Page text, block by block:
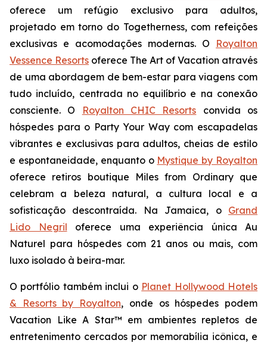
oferece um refúgio exclusivo para adultos,
projetado em torno do Togetherness, com refeições
exclusivas e acomodações modernas. O Royalton
Vessence Resorts oferece The Art of Vacation através
de uma abordagem de bem-estar para viagens com
tudo incluído, centrada no equilíbrio e na conexão
consciente. O
Royalton CHIC Resorts convida os
hóspedes para o Party Your Waycom escapadelas
vibrantes e exclusivas para adultos, cheias de estilo
e espontaneidade, enquanto o Mystique by Royalton
oferece retiros boutique Miles from Ordinaryque
celebram a beleza natural, a cultura local e a
sofisticação descontraída. Na Jamaica, o Grand
Lido Negril oferece uma experiência única Au
Naturel para hóspedes com 21 anos ou mais, com
luxo isolado à beira-mar.
O portfólio também inclui o Planet Hollywood Hotels
& Resorts by Royalton, onde os hóspedes podem
Vacation Like A Star™ em ambientes repletos de
entretenimento cercados por memorabília icônica, e